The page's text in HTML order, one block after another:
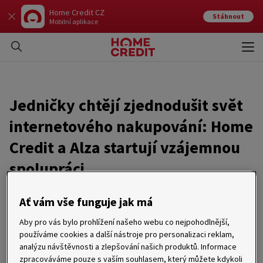
Home Credit CZ
Mobilní aplikace
Stáhnout
Jedničky chtějí zjednodušit svět
internetového nakupování: Home
Credit a Alza startují vzájemnou
spolupráci
05. 06. 2023
Od června dochází ke vzájemné spolupráci dvou největších
hráčů na trhu spotřebitelských úvěrů a internetového
obchodování. Cílem je zajistit zákazníkům co nejvíce benefitů.
Obě společnosti mají totiž zákaznickou spokojenost na
Ať vám vše funguje jak má
Aby pro vás bylo prohlížení našeho webu co nejpohodlnější,
používáme cookies a další nástroje pro personalizaci reklam,
analýzu návštěvnosti a zlepšování našich produktů. Informace
zpracováváme pouze s vaším souhlasem, který můžete kdykoli